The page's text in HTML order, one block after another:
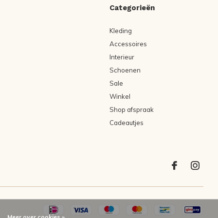
Categorieën
Kleding
Accessoires
Interieur
Schoenen
Sale
Winkel
Shop afspraak
Cadeautjes